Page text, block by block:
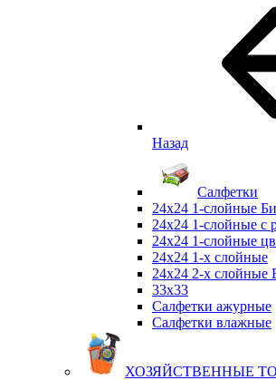
Назад
Салфетки
24х24 1-слойные
24х24 1-слойные с
24х24 1-слойные
24х24 1-х слойные
24х24 2-х слойные
33х33
Салфетки ажурные
Салфетки влажные
ХОЗЯЙСТВЕННЫЕ